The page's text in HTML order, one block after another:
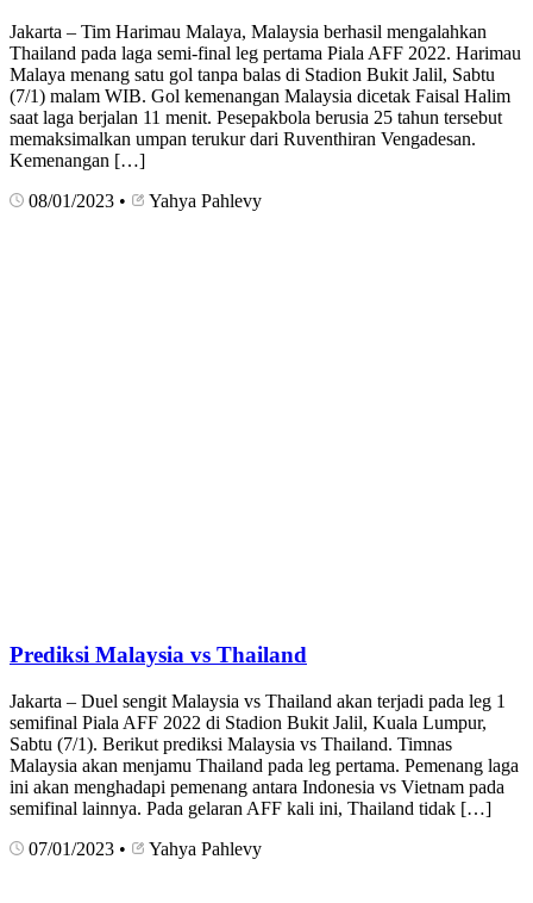
Jakarta – Tim Harimau Malaya, Malaysia berhasil mengalahkan
Thailand pada laga semi-final leg pertama Piala AFF 2022. Harimau
Malaya menang satu gol tanpa balas di Stadion Bukit Jalil, Sabtu
(7/1) malam WIB. Gol kemenangan Malaysia dicetak Faisal Halim
saat laga berjalan 11 menit. Pesepakbola berusia 25 tahun tersebut
memaksimalkan umpan terukur dari Ruventhiran Vengadesan.
Kemenangan […]
08/01/2023 • Yahya Pahlevy
Prediksi Malaysia vs Thailand
Jakarta – Duel sengit Malaysia vs Thailand akan terjadi pada leg 1
semifinal Piala AFF 2022 di Stadion Bukit Jalil, Kuala Lumpur,
Sabtu (7/1). Berikut prediksi Malaysia vs Thailand. Timnas
Malaysia akan menjamu Thailand pada leg pertama. Pemenang laga
ini akan menghadapi pemenang antara Indonesia vs Vietnam pada
semifinal lainnya. Pada gelaran AFF kali ini, Thailand tidak […]
07/01/2023 • Yahya Pahlevy